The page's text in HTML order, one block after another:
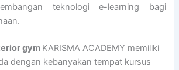
teknologi e-learning bagi
gym KARISMA ACADEMY memiliki
dengan kebanyakan tempat kursus